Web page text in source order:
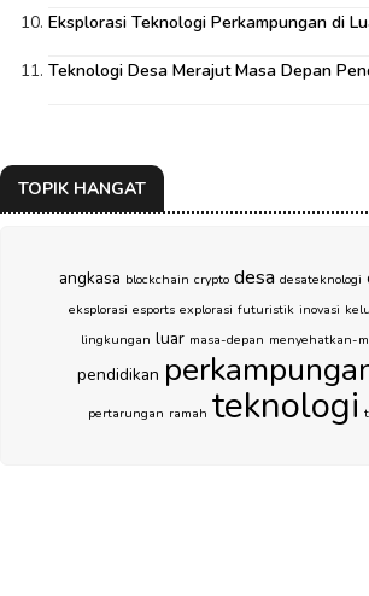
Eksplorasi Teknologi Perkampungan di
Teknologi Desa Merajut Masa Depan
TOPIK HANGAT
angkasa blockchain crypto desa desateknologi
eksplorasi esports explorasi futuristik inovasi
lingkungan luar masa-depan menyehatkan-
pendidikan
pertarungan ramah teknologi